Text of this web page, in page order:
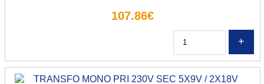
VARIATEURS
107.86€